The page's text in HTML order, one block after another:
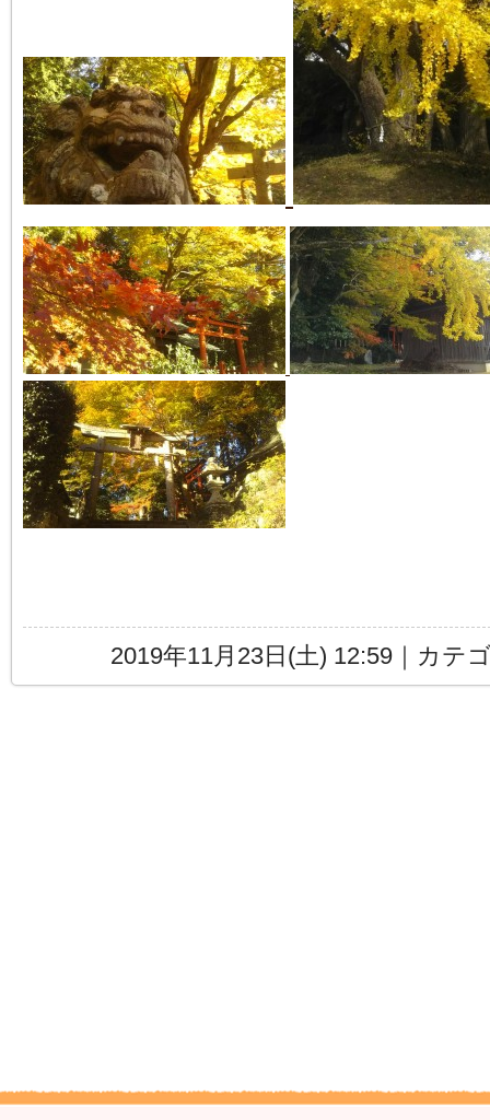
2019年11月23日(土) 12:59｜カテ